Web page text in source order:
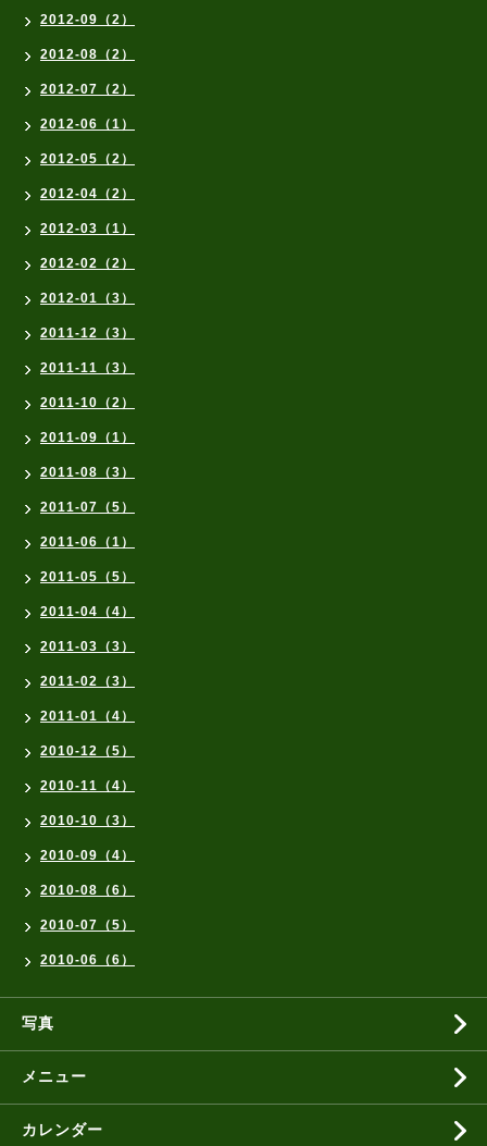
2012-09（2）
2012-08（2）
2012-07（2）
2012-06（1）
2012-05（2）
2012-04（2）
2012-03（1）
2012-02（2）
2012-01（3）
2011-12（3）
2011-11（3）
2011-10（2）
2011-09（1）
2011-08（3）
2011-07（5）
2011-06（1）
2011-05（5）
2011-04（4）
2011-03（3）
2011-02（3）
2011-01（4）
2010-12（5）
2010-11（4）
2010-10（3）
2010-09（4）
2010-08（6）
2010-07（5）
2010-06（6）
写真
メニュー
カレンダー